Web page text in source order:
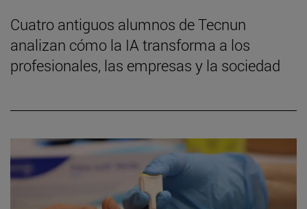
Cuatro antiguos alumnos de Tecnun
analizan cómo la IA transforma a los
profesionales, las empresas y la sociedad